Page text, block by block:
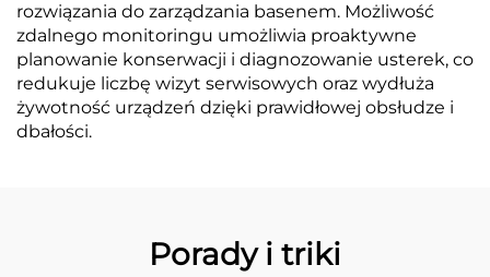
rozwiązania do zarządzania basenem. Możliwość
zdalnego monitoringu umożliwia proaktywne
planowanie konserwacji i diagnozowanie usterek, co
redukuje liczbę wizyt serwisowych oraz wydłuża
żywotność urządzeń dzięki prawidłowej obsłudze i
dbałości.
Porady i triki